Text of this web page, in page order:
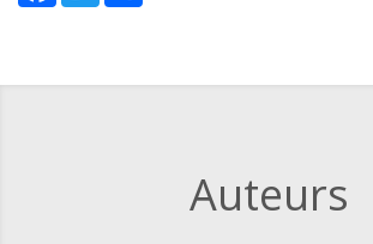
Auteurs